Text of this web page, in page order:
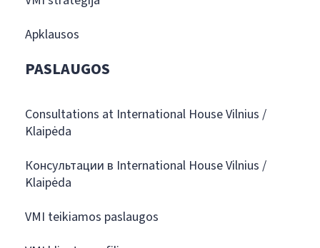
Apklausos
PASLAUGOS
Consultations at International House Vilnius /
Klaipėda
Консультации в International House Vilnius /
Klaipėda
VMI teikiamos paslaugos